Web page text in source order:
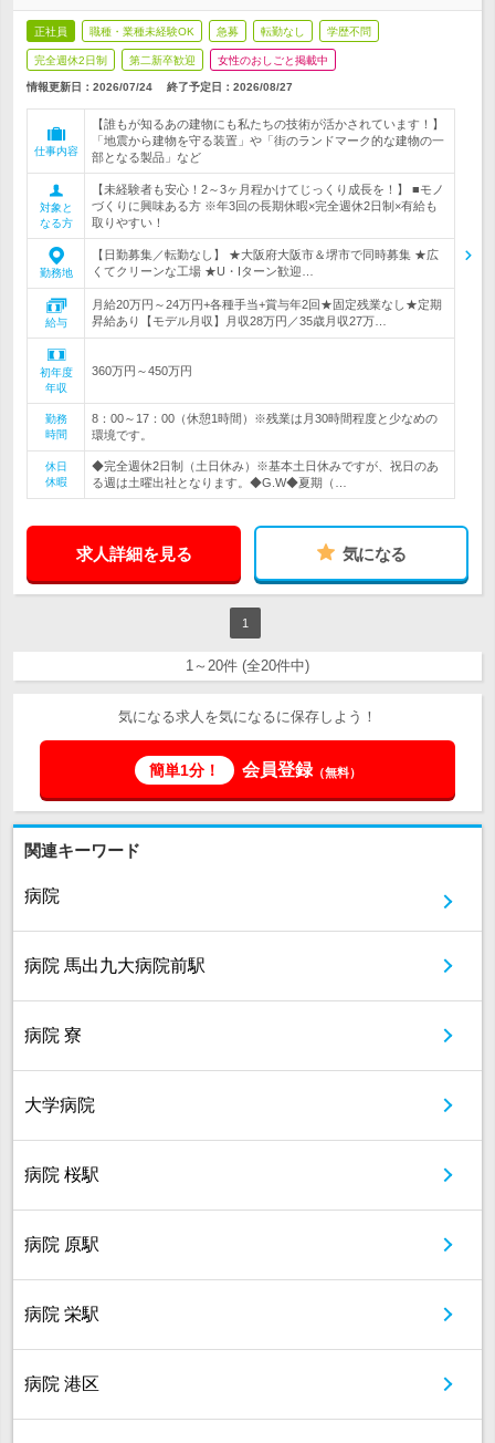
正社員 職種・業種未経験OK 急募 転勤なし 学歴不問
完全週休2日制 第二新卒歓迎 女性のおしごと掲載中
情報更新日：2026/07/24 終了予定日： 2026/08/27
仕事内容
【誰もが知るあの建物にも私たちの技術が活かされています！】
「地震から建物を守る装置」や「街のランドマーク的な建物の一
部となる製品」など
対象と
なる方
【未経験者も安心！2～3ヶ月程かけてじっくり成長を！】 ■モノ
づくりに興味ある方 ※年3回の長期休暇×完全週休2日制×有給も
取りやすい！
勤務地
【日勤募集／転勤なし】 ★大阪府大阪市＆堺市で同時募集 ★広
くてクリーンな工場 ★U・Iターン歓迎…
給与
月給20万円～24万円+各種手当+賞与年2回★固定残業なし★定期
昇給あり【モデル月収】月収28万円／35歳月収27万…
初年度
年収
360万円～450万円
勤務
時間
8：00～17：00（休憩1時間）※残業は月30時間程度と少なめの
環境です。
休日
休暇
◆完全週休2日制（土日休み）※基本土日休みですが、祝日のあ
る週は土曜出社となります。◆G.W◆夏期（…
求人詳細を見る 気になる
1
1～20件 (全20件中)
気になる求人を気になるに保存しよう！
簡単1分！ 会員登録（無料）
関連キーワード
病院
病院 馬出九大病院前駅
病院 寮
大学病院
病院 桜駅
病院 原駅
病院 栄駅
病院 港区